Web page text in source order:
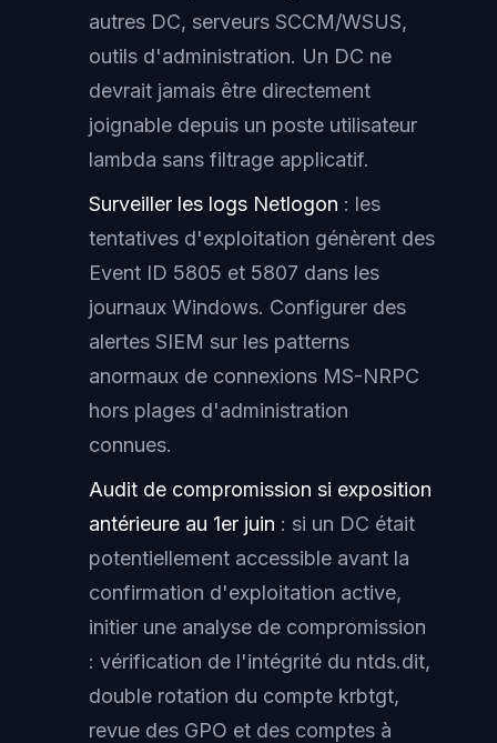
autres DC, serveurs SCCM/WSUS,
outils d'administration. Un DC ne
devrait jamais être directement
joignable depuis un poste utilisateur
lambda sans filtrage applicatif.
Surveiller les logs Netlogon : les
tentatives d'exploitation génèrent des
Event ID 5805 et 5807 dans les
journaux Windows. Configurer des
alertes SIEM sur les patterns
anormaux de connexions MS-NRPC
hors plages d'administration
connues.
Audit de compromission si exposition
antérieure au 1er juin : si un DC était
potentiellement accessible avant la
confirmation d'exploitation active,
initier une analyse de compromission
: vérification de l'intégrité du ntds.dit,
double rotation du compte krbtgt,
revue des GPO et des comptes à